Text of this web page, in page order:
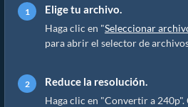
Elige tu archivo.
Haga clic en "Seleccionar
para abrir el selector de
Reduce la resolución.
Haga clic en "Convertir a